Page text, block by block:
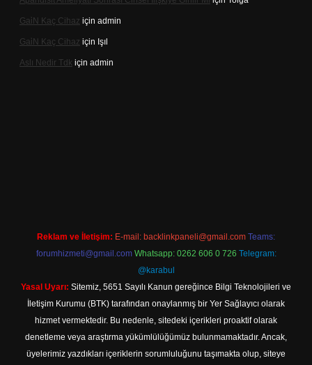
Gai̇N Kaç Cihaz için admin
Gai̇N Kaç Cihaz için Işıl
Aslı Nedir Tdk için admin
Reklam ve İletişim: E-mail: backlinkpaneli@gmail.com Teams:
forumhizmeti@gmail.com Whatsapp: 0262 606 0 726 Telegram:
@karabul
Yasal Uyarı: Sitemiz, 5651 Sayılı Kanun gereğince Bilgi Teknolojileri ve
İletişim Kurumu (BTK) tarafından onaylanmış bir Yer Sağlayıcı olarak
hizmet vermektedir. Bu nedenle, sitedeki içerikleri proaktif olarak
denetleme veya araştırma yükümlülüğümüz bulunmamaktadır. Ancak,
üyelerimiz yazdıkları içeriklerin sorumluluğunu taşımakta olup, siteye